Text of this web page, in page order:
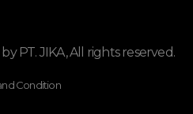
PT. JIKA, All rights reserved.
Condition